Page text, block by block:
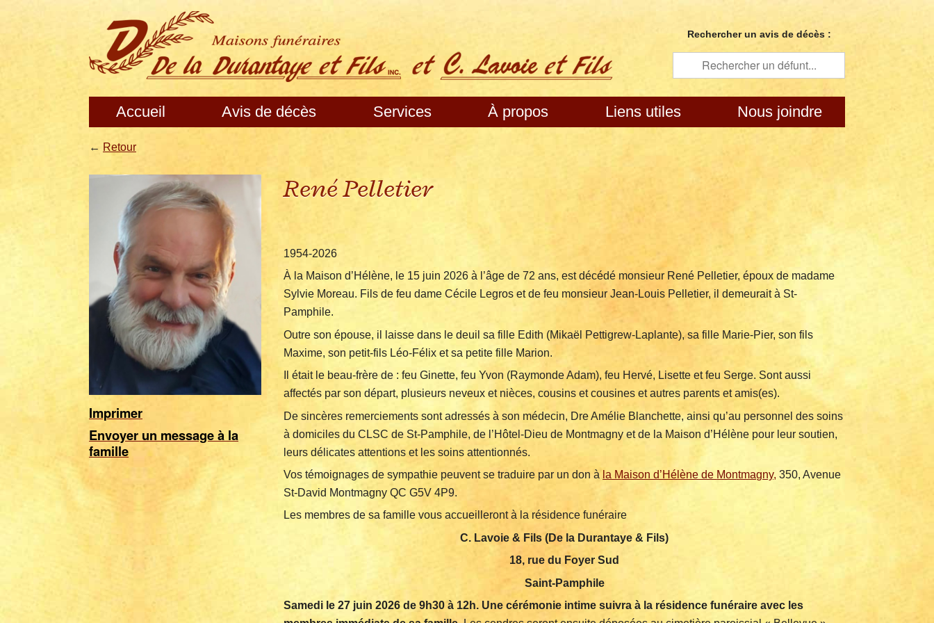
Rechercher un avis de décès :
Accueil Avis de décès Services À propos Liens utiles Nous joindre
← Retour
Imprimer
Envoyer un message à la
famille
René Pelletier
1954-2026
À la Maison d’Hélène, le 15 juin 2026 à l’âge de 72 ans, est décédé monsieur René Pelletier, époux de madame
Sylvie Moreau. Fils de feu dame Cécile Legros et de feu monsieur Jean-Louis Pelletier, il demeurait à St-
Pamphile.
Outre son épouse, il laisse dans le deuil sa fille Edith (Mikaël Pettigrew-Laplante), sa fille Marie-Pier, son fils
Maxime, son petit-fils Léo-Félix et sa petite fille Marion.
Il était le beau-frère de : feu Ginette, feu Yvon (Raymonde Adam), feu Hervé, Lisette et feu Serge. Sont aussi
affectés par son départ, plusieurs neveux et nièces, cousins et cousines et autres parents et amis(es).
De sincères remerciements sont adressés à son médecin, Dre Amélie Blanchette, ainsi qu’au personnel des soins
à domiciles du CLSC de St-Pamphile, de l’Hôtel-Dieu de Montmagny et de la Maison d’Hélène pour leur soutien,
leurs délicates attentions et les soins attentionnés.
Vos témoignages de sympathie peuvent se traduire par un don à la Maison d’Hélène de Montmagny, 350, Avenue
St-David Montmagny QC G5V 4P9.
Les membres de sa famille vous accueilleront à la résidence funéraire
C. Lavoie & Fils (De la Durantaye & Fils)
18, rue du Foyer Sud
Saint-Pamphile
Samedi le 27 juin 2026 de 9h30 à 12h. Une cérémonie intime suivra à la résidence funéraire avec les